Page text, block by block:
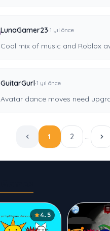
LunaGamer23·1 yıl önce
Cool mix of music and Roblox
GuitarGurl·1 yıl önce
Avatar dance moves need
1 2 …
4.5